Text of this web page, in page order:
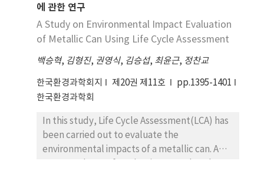
에 관한 연구
A Study on Environmental Impact Evaluation
of Metallic Can Using Life Cycle Assessment
백승혁, 김형진, 권영식, 김승섭, 최윤근, 정찬교
한국환경과학회지 제20권 제11호
pp.1395-1401
한국환경과학회
In this study, Life Cycle Assessment(LCA) has
been carried out to evaluate the
environmental impacts of a metallic can. A